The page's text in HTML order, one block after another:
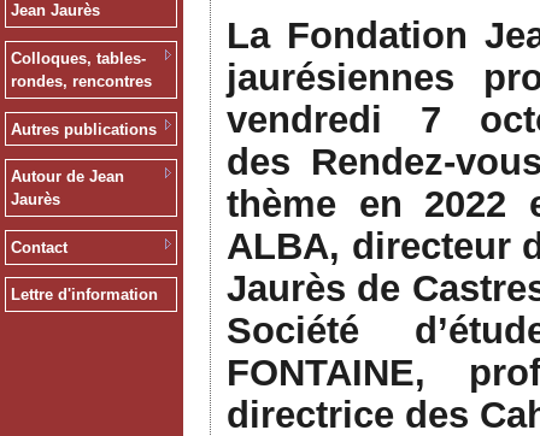
Jean Jaurès
Colloques, tables-
rondes, rencontres
Autres publications
Autour de Jean
Jaurès
Contact
Lettre d'information
La Fondation
jaurésiennes
vendredi 7
des Rendez-
thème en 2022
ALBA, directeur
Jaurès de
Société
FONTAINE,
directrice des